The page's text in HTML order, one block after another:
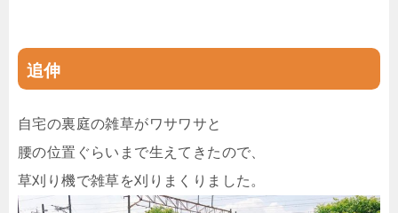
追伸
自宅の裏庭の雑草がワサワサと
腰の位置ぐらいまで生えてきたので、
草刈り機で雑草を刈りまくりました。